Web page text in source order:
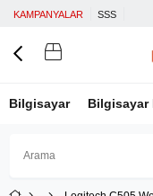
KAMPANYALAR SSS
Bilgisayar Bilgisayar